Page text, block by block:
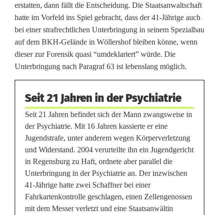
erstatten, dann fällt die Entscheidung. Die Staatsanwaltschaft
hatte im Vorfeld ins Spiel gebracht, dass der 41-Jährige auch
bei einer strafrechtlichen Unterbringung in seinem Spezialbau
auf dem BKH-Gelände in Wöllershof bleiben könne, wenn
dieser zur Forensik quasi “umdeklariert” würde. Die
Unterbringung nach Paragraf 63 ist lebenslang möglich.
Seit 21 Jahren in der Psychiatrie
Seit 21 Jahren befindet sich der Mann zwangsweise in
der Psychiatrie. Mit 16 Jahren kassierte er eine
Jugendstrafe, unter anderem wegen Körperverletzung
und Widerstand. 2004 verurteilte ihn ein Jugendgericht
in Regensburg zu Haft, ordnete aber parallel die
Unterbringung in der Psychiatrie an. Der inzwischen
41-Jährige hatte zwei Schaffner bei einer
Fahrkartenkontrolle geschlagen, einen Zellengenossen
mit dem Messer verletzt und eine Staatsanwältin